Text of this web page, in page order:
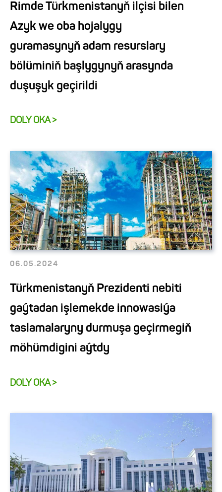
Rimde Türkmenistanyň ilçisi bilen
Azyk we oba hojalygy
guramasynyň adam resurslary
bölüminiň başlygynyň arasynda
duşuşyk geçirildi
DOLY OKA >
06.05.2024
Türkmenistanyň Prezidenti nebiti
gaýtadan işlemekde innowasiýa
taslamalaryny durmuşa geçirmegiň
möhümdigini aýtdy
DOLY OKA >